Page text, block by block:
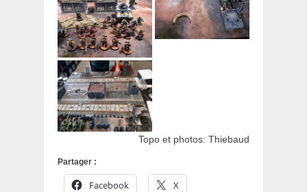
Topo et photos: Thiebaud
Partager :
Facebook X